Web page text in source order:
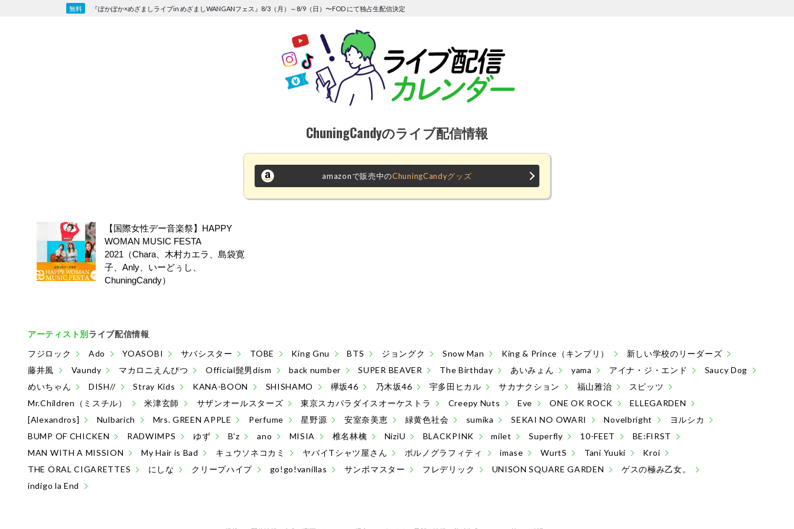
ChuningCandyのライブ配信情報
amazonで販売中のChuningCandyグッズ
【国際女性デー音楽祭】HAPPY
WOMAN MUSIC FESTA
2021（Chara、木村カエラ、島袋寛
子、Anly、いーどぅし、
ChuningCandy）
アーティスト別ライブ配信情報
フジロック Ado YOASOBI サバシスター TOBE King Gnu BTS ジョングク Snow Man King & Prince（キンプリ）
新しい学校のリーダーズ
藤井風
Vaundy マカロニえんぴつ Official髭男dism back number SUPER BEAVER The Birthday あいみょん yama アイナ・ジ・エンド
Saucy Dog
めいちゃん
DISH// Stray Kids KANA-BOON SHISHAMO 欅坂46 乃木坂46 宇多田ヒカル サカナクション 福山雅治
スピッツ
Mr.Children（ミスチル）
米津玄師 サザンオールスターズ 東京スカパラダイスオーケストラ Creepy Nuts Eve ONE OK ROCK
ELLEGARDEN
[Alexandros]
Nulbarich Mrs. GREEN APPLE Perfume 星野源 安室奈美恵 緑黄色社会 sumika SEKAI NO OWARI Novelbright
ヨルシカ
BUMP OF CHICKEN
RADWIMPS ゆず B’z ano MISIA 椎名林檎 NiziU BLACKPINK milet Superfly 10-FEET
BE:FIRST
MAN WITH A MISSION
My Hair is Bad キュウソネコカミ ヤバイTシャツ屋さん ポルノグラフィティ imase WurtS Tani Yuuki
Kroi
THE ORAL CIGARETTES
にしな クリープハイプ go!go!vanillas サンボマスター フレデリック UNISON SQUARE GARDEN
ゲスの極み乙女。
indigo la End
『ぽかぽか×めざましライブin めざましWANGANフェス』8/3（月）～8/9（日）〜FOD にて独占生配信決定